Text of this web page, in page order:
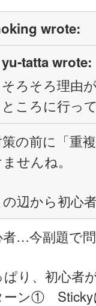
wrote:
yu-tatta wrote:
そろそろ理由
ところに行っ
の前に「重
せんね。
の辺から初心
者…今副題で
ぱり、初心者
ーン①　